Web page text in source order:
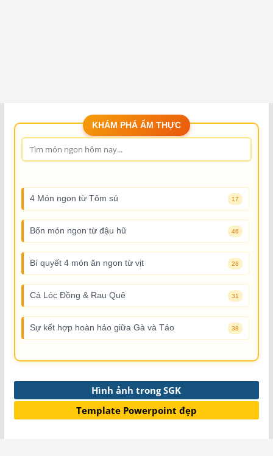
KHÁM PHÁ ẨM THỰC
4 Món ngon từ Tôm sú 17
Bốn món ngon từ đậu hũ 46
Bí quyết 4 món ăn ngon từ vịt 28
Cá Lóc Đồng & Rau Quê 31
Sự kết hợp hoàn hảo giữa Gà và Táo 38
Hình ảnh trong SGK
Template Powerpoint đẹp